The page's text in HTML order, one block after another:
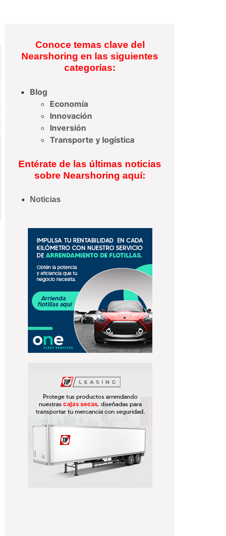
Conoce temas clave del
Nearshoring en las siguientes
categorías:
Blog
Economía
Innovación
Inversión
Transporte y logística
Entérate de las últimas noticias
sobre Nearshoring aquí:
Noticias